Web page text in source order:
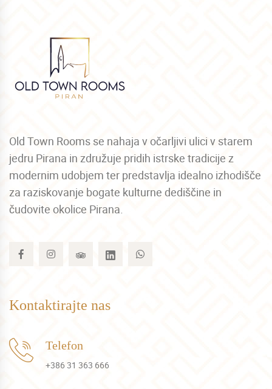
Old Town Rooms se nahaja v očarljivi ulici v starem
jedru Pirana in združuje pridih istrske tradicije z
modernim udobjem ter predstavlja idealno izhodišče
za raziskovanje bogate kulturne dediščine in
čudovite okolice Pirana.
Kontaktirajte nas
Telefon
+386 31 363 666